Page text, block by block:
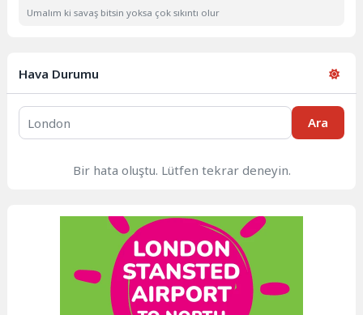
Umalım ki savaş bitsin yoksa çok sıkıntı olur
Hava Durumu
Ara
Bir hata oluştu. Lütfen tekrar deneyin.